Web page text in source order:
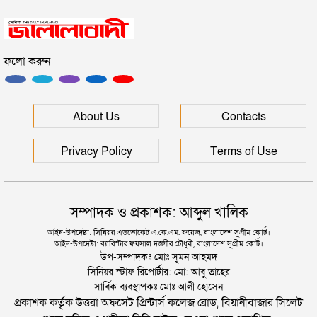
প্রধানমন্ত্রী
সিলেটে আরও দুইজনের মৃত্যু, হাসপাতালে ৩ শতাধিক
ফলো করুন
About Us Contacts
Privacy Policy Terms of Use
সম্পাদক ও প্রকাশক: আব্দুল খালিক
আইন-উপদেষ্টা: সিনিয়র এডভোকেট এ.কে.এম. ফয়েজ, বাংলাদেশ সুপ্রীম কোর্ট।
আইন-উপদেষ্টা: ব্যারিস্টার ফয়সাল দস্তগীর চৌধুরী, বাংলাদেশ সুপ্রীম কোর্ট।
উপ-সম্পাদকঃ মোঃ সুমন আহমদ
সিনিয়র স্টাফ রিপোর্টার: মো: আবু তাহের
সার্বিক ব্যবস্থাপকঃ মোঃ আলী হোসেন
প্রকাশক কর্তৃক উত্তরা অফসেট প্রিন্টার্স কলেজ রোড, বিয়ানীবাজার সিলেট